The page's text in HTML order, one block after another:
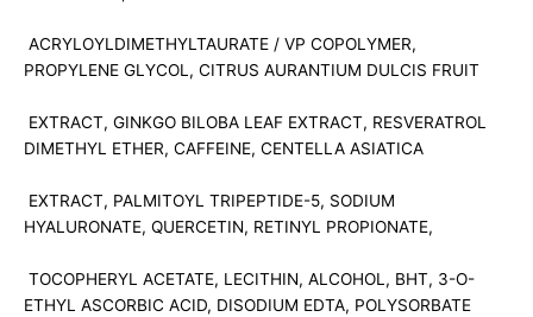
ACRYLOYLDIMETHYLTAURATE / VP COPOLYMER,
PROPYLENE GLYCOL, CITRUS AURANTIUM DULCIS FRUIT
EXTRACT, GINKGO BILOBA LEAF EXTRACT, RESVERATROL
DIMETHYL ETHER, CAFFEINE, CENTELLA ASIATICA
EXTRACT, PALMITOYL TRIPEPTIDE-5, SODIUM
HYALURONATE, QUERCETIN, RETINYL PROPIONATE,
TOCOPHERYL ACETATE, LECITHIN, ALCOHOL, BHT, 3-O-
ETHYL ASCORBIC ACID, DISODIUM EDTA, POLYSORBATE